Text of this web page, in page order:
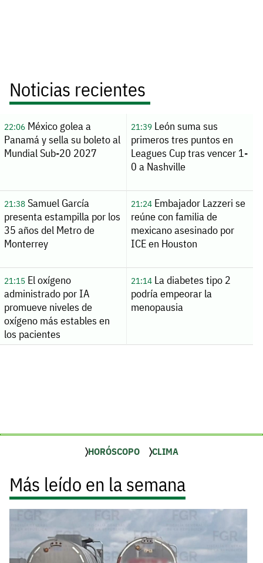
Noticias recientes
22:06México golea a
Panamá y sella su boleto al
Mundial Sub-20 2027
21:39León suma sus
primeros tres puntos en
Leagues Cup tras vencer 1-
0 a Nashville
21:38Samuel García
presenta estampilla por los
35 años del Metro de
Monterrey
21:24Embajador Lazzeri se
reúne con familia de
mexicano asesinado por
ICE en Houston
21:15El oxígeno
administrado por IA
promueve niveles de
oxígeno más estables en
los pacientes
21:14La diabetes tipo 2
podría empeorar la
menopausia
HORÓSCOPO CLIMA
Más leído en la semana